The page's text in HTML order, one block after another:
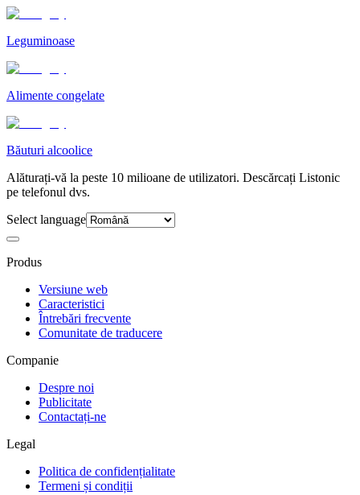
Leguminoase
Alimente congelate
Băuturi alcoolice
Alăturați-vă la peste 10 milioane de utilizatori. Descărcați Listonic
pe telefonul dvs.
Select language
Produs
Versiune web
Caracteristici
Întrebări frecvente
Comunitate de traducere
Companie
Despre noi
Publicitate
Contactați-ne
Legal
Politica de confidențialitate
Termeni și condiții